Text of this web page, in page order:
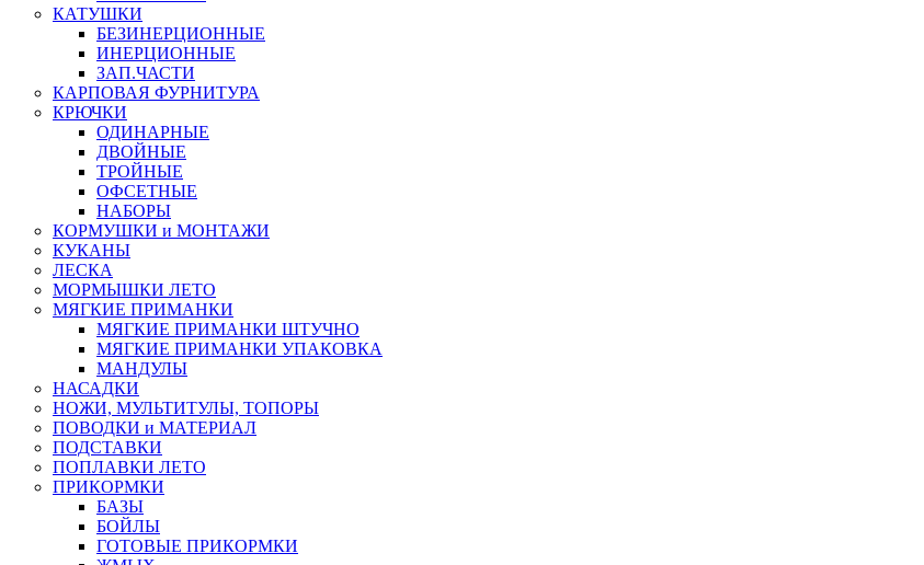
КАТУШКИ
БЕЗИНЕРЦИОННЫЕ
ИНЕРЦИОННЫЕ
ЗАП.ЧАСТИ
КАРПОВАЯ ФУРНИТУРА
КРЮЧКИ
ОДИНАРНЫЕ
ДВОЙНЫЕ
ТРОЙНЫЕ
ОФСЕТНЫЕ
НАБОРЫ
КОРМУШКИ и МОНТАЖИ
КУКАНЫ
ЛЕСКА
МОРМЫШКИ ЛЕТО
МЯГКИЕ ПРИМАНКИ
МЯГКИЕ ПРИМАНКИ ШТУЧНО
МЯГКИЕ ПРИМАНКИ УПАКОВКА
МАНДУЛЫ
НАСАДКИ
НОЖИ, МУЛЬТИТУЛЫ, ТОПОРЫ
ПОВОДКИ и МАТЕРИАЛ
ПОДСТАВКИ
ПОПЛАВКИ ЛЕТО
ПРИКОРМКИ
БАЗЫ
БОЙЛЫ
ГОТОВЫЕ ПРИКОРМКИ